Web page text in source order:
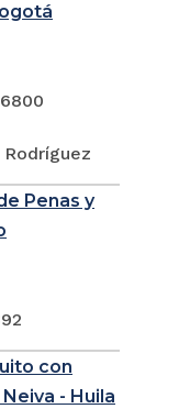
Penas y
con
- Huila